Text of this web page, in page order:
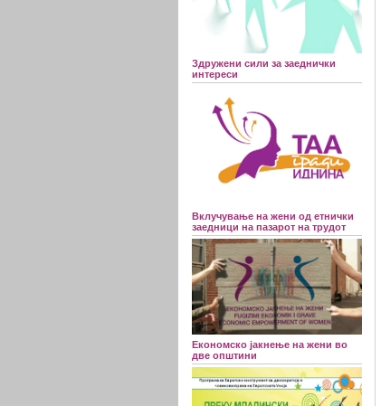
Здружени сили за заеднички
интереси
Вклучување на жени од етнички
заедници на пазарот на трудот
Економско јакнење на жени во
две општини